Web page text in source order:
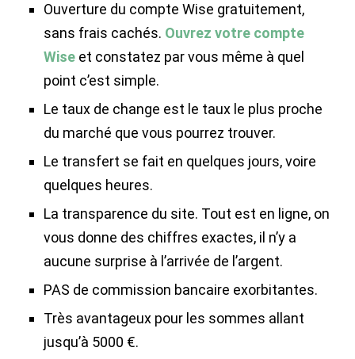
Ouverture du compte Wise gratuitement,
sans frais cachés. Ouvrez votre compte
Wise et constatez par vous même à quel
point c’est simple.
Le taux de change est le taux le plus proche
du marché que vous pourrez trouver.
Le transfert se fait en quelques jours, voire
quelques heures.
La transparence du site. Tout est en ligne, on
vous donne des chiffres exactes, il n’y a
aucune surprise à l’arrivée de l’argent.
PAS de commission bancaire exorbitantes.
Très avantageux pour les sommes allant
jusqu’à 5000 €.